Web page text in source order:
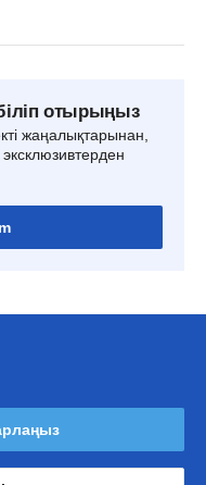
отырыңыз
жаңалықтарынан,